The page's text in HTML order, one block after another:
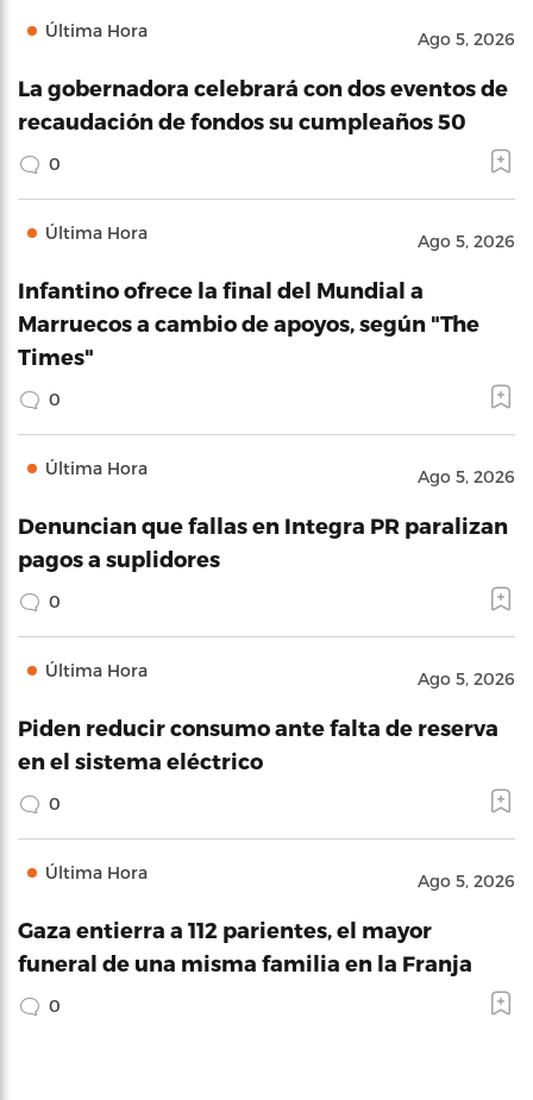
Última Hora Ago 5, 2026
La gobernadora celebrará con dos eventos de
recaudación de fondos su cumpleaños 50
0
Última Hora Ago 5, 2026
Infantino ofrece la final del Mundial a
Marruecos a cambio de apoyos, según "The
Times"
0
Última Hora Ago 5, 2026
Denuncian que fallas en Integra PR paralizan
pagos a suplidores
0
Última Hora Ago 5, 2026
Piden reducir consumo ante falta de reserva
en el sistema eléctrico
0
Última Hora Ago 5, 2026
Gaza entierra a 112 parientes, el mayor
funeral de una misma familia en la Franja
0